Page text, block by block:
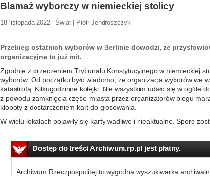
Blamaż wyborczy w niemieckiej stolicy
18 listopada 2022 | Świat | Piotr Jendroszczyk
Przebieg ostatnich wyborów w Berlinie dowodzi, że
organizacyjne to już mit.
Zgodnie z orzeczeniem Trybunału Konstytucyjnego w niemieckiej
wyborów. Od początku było wiadomo, że organizacja wyborów we
katastrofą. Kilkugodzinne kolejki. Nie wszystkim udało się w ogóle
z powodu zamknięcia części miasta przez organizatorów biegu
kłopoty z dostarczeniem kart do głosowania.
W wielu lokalach pojawiły się karty wadliwe i nieaktualne. Sporo
Dostęp do treści Archiwum.rp.pl jest płatny.
Archiwum Rzeczpospolitej to wygodna wyszukiwarka